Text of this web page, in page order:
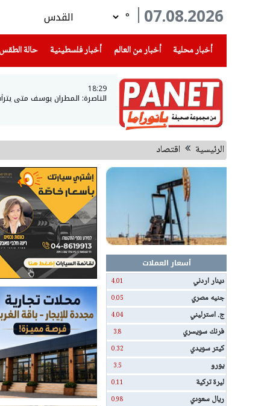
07.08.2026
°
أخبار محلية
(current) أخبار من العالم أخبار فلسطينية(current) حالة الطقس
18:29
الناصرة: المطران يوسف متى
الرئيسية اقتصاد
أسعار العملات
دينار اردني
4.01
جنيه مصري 0.05
ج. استرليني 4.04
فرنك سويسري 3.8
كيتر سويدي 0.32
يورو 3.5
ليرة تركية 0.11
ريال سعودي 0.98